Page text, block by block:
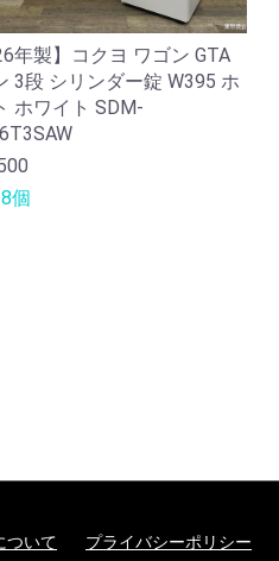
年製】コクヨ ワゴン GTA
3段 シリンダー錠 W395 ホ
ホワイト SDM-
個
ついて プライバシーポリシー